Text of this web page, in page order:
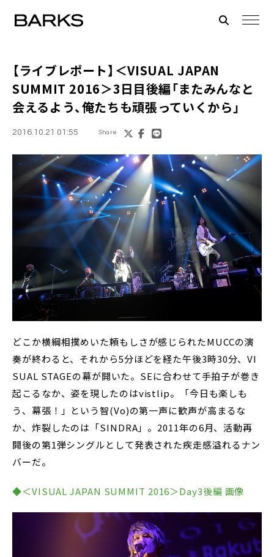
【ライブレポート】 ＜VISUAL JAPAN
SUMMIT 2016＞3日目後編「またみんなと
会えるよう、俺たちも頑張っていくから」
2016.10.21 01:55 Share
どこか横綱相撲めいた頼もしさが感じられたMUCCの演
奏が終わると、それから5分ほどを経た午後3時30分、VI
SUAL STAGEの幕が開いた。SEに合わせて手拍子が巻き
起こるなか、姿を現したのはvistlip。「今日も楽しも
う、幕張！」という智(Vo)の第一声に歓声が高まるな
か、炸裂したのは「SINDRA」。2011年の6月、活動再
開後の第1弾シングルとして発表された疾走感溢れるナン
バーだ。
◆＜VISUAL JAPAN SUMMIT 2016＞Day3後編 画像